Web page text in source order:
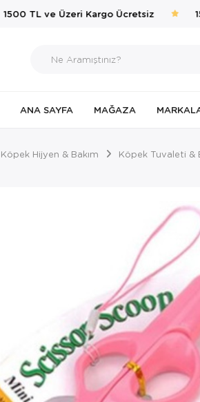
1500 TL ve Üzeri Kargo Ücretsiz
ANA SAYFA MAĞAZA
Köpek Hijyen & Bakım Köpek Tuvaleti &